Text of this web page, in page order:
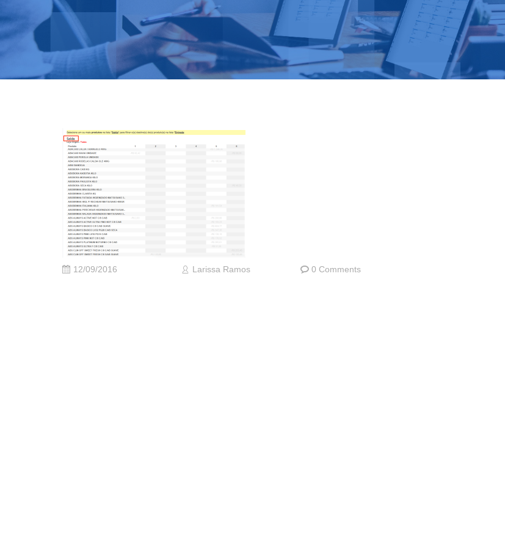
12/09/2016 Larissa Ramos 0 Comments